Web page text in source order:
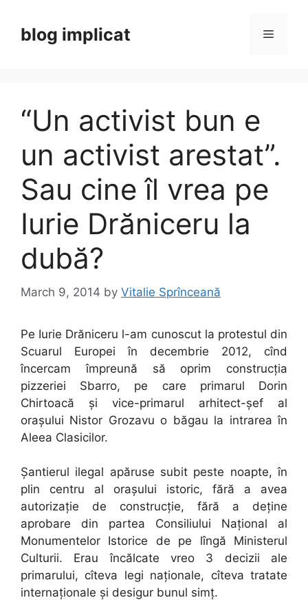
contentblog implicat Menu
“Un activist bun e
un activist arestat”.
Sau cine îl vrea pe
Iurie Drăniceru la
dubă?
March 9, 2014 by Vitalie Sprînceană
Pe Iurie Drăniceru l-am cunoscut la protestul din
Scuarul Europei în decembrie 2012, cînd
încercam împreună să oprim construcția
pizzeriei Sbarro, pe care primarul Dorin
Chirtoacă și vice-primarul arhitect-șef al
orașului Nistor Grozavu o băgau la intrarea în
Aleea Clasicilor.
Șantierul ilegal apăruse subit peste noapte, în
plin centru al orașului istoric, fără a avea
autorizație de construcție, fără a deține
aprobare din partea Consiliului Național al
Monumentelor Istorice de pe lîngă Ministerul
Culturii. Erau încălcate vreo 3 decizii ale
primarului, cîteva legi naționale, cîteva tratate
internaționale și desigur bunul simț.